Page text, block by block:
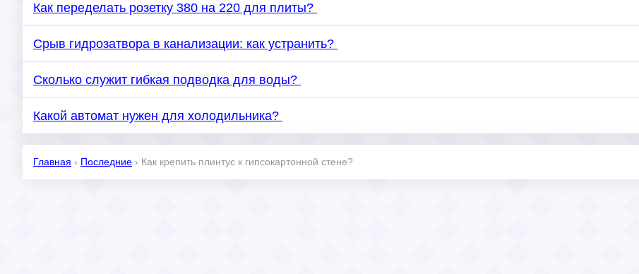
Как переделать розетку 380 на 220 для плиты?
Срыв гидрозатвора в канализации: как устранить?
Сколько служит гибкая подводка для воды?
Какой автомат нужен для холодильника?
Главная › Последние › Как крепить плинтус к гипсокартонной стене?